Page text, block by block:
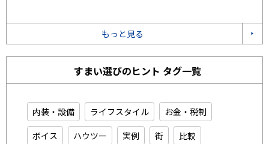
もっと見る
すまい選びのヒント タグ一覧
内装・設備 ライフスタイル
お金・税制
ボイス
ハウツー 実例 街
比較